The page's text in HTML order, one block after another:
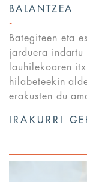
BALANTZEA
Bategiteen eta
jarduera
lauhilekoaren
hilabeteekin
erakusten du
IRAKURRI